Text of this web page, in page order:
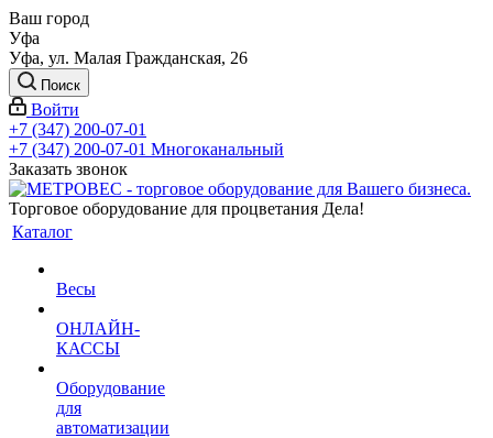
Ваш город
Уфа
Уфа, ул. Малая Гражданская, 26
Поиск
Войти
+7 (347) 200-07-01
+7 (347) 200-07-01 Многоканальный
Заказать звонок
Торговое оборудование для процветания Дела!
Каталог
Весы
ОНЛАЙН-
КАССЫ
Оборудование
для
автоматизации